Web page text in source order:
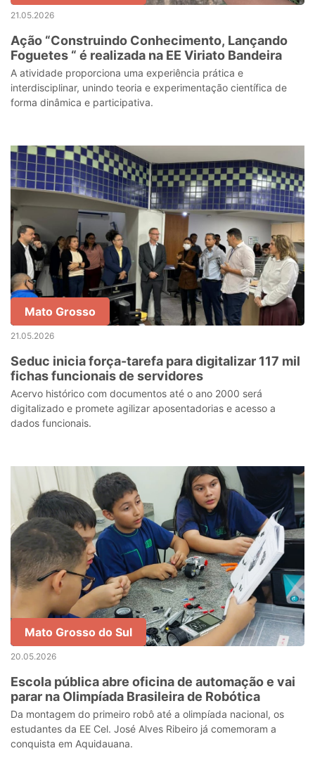
21.05.2026
Ação “Construindo Conhecimento, Lançando
Foguetes “ é realizada na EE Viriato Bandeira
A atividade proporciona uma experiência prática e
interdisciplinar, unindo teoria e experimentação científica de
forma dinâmica e participativa.
Mato Grosso
21.05.2026
Seduc inicia força-tarefa para digitalizar 117 mil
fichas funcionais de servidores
Acervo histórico com documentos até o ano 2000 será
digitalizado e promete agilizar aposentadorias e acesso a
dados funcionais.
Mato Grosso do Sul
20.05.2026
Escola pública abre oficina de automação e vai
parar na Olimpíada Brasileira de Robótica
Da montagem do primeiro robô até a olimpíada nacional, os
estudantes da EE Cel. José Alves Ribeiro já comemoram a
conquista em Aquidauana.